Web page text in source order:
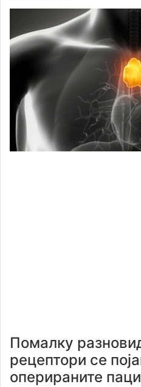
Помалку
рецептори се
оперираните